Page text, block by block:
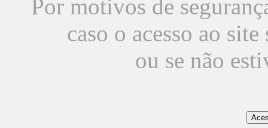
Por motivos de
caso o acesso ao
ou se não